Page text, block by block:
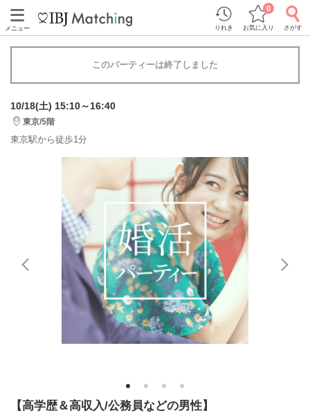
メニュー りれき お気に入り
0
さがす
このパーティーは終了しました
10/18(土) 15:10～16:40
東京/5階
東京駅から徒歩1分
1 2 3 4
【高学歴＆高収入/公務員などの男性】